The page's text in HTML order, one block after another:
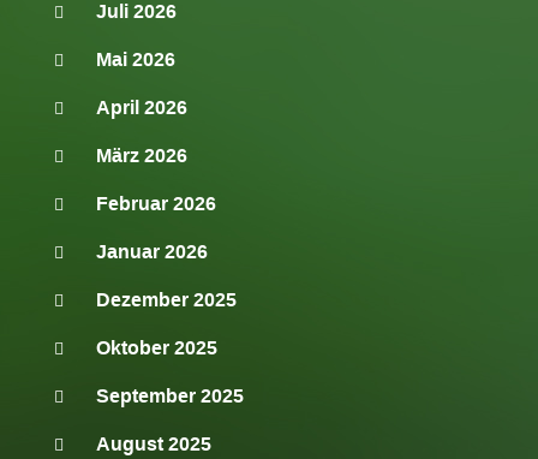
Juli 2026
Mai 2026
April 2026
März 2026
Februar 2026
Januar 2026
Dezember 2025
Oktober 2025
September 2025
August 2025